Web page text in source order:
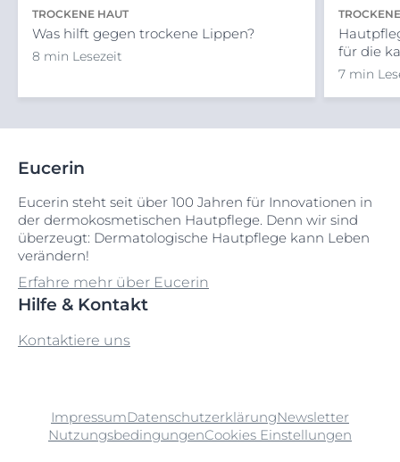
TROCKENE HAUT
Was hilft gegen trockene Lippen?
8 min Lesezeit
für die
7 min
Eucerin
Eucerin steht seit über 100 Jahren für Innovationen in
der dermokosmetischen Hautpflege. Denn wir sind
überzeugt: Dermatologische Hautpflege kann Leben
verändern!
Erfahre mehr über Eucerin
Hilfe & Kontakt
Kontaktiere uns
ImpressumDatenschutzerklärungNewsletter
NutzungsbedingungenCookies Einstellungen